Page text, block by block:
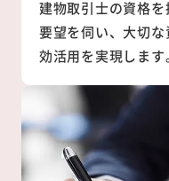
建物取引士の資格
要望を伺い、大切
効活用を実現します。